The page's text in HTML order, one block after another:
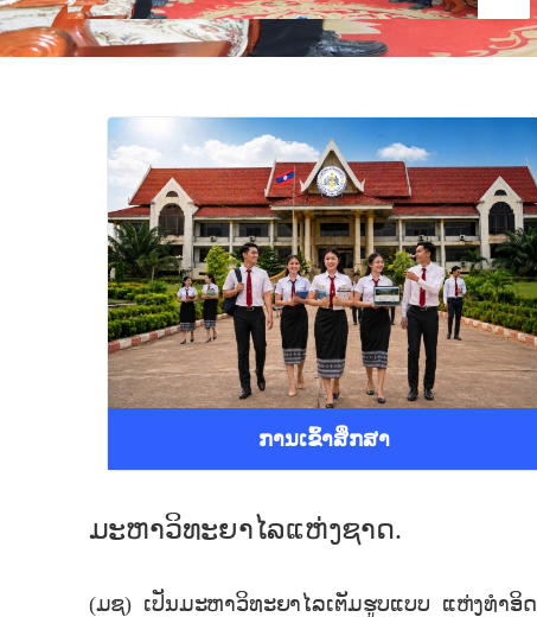
ການເຂົ້າສຶກສາ
ມະຫາວິທະຍາໄລແຫ່ງຊາດ.
(ມຊ) ເປັນມະຫາວິທະຍາໄລເຕັມຮູບແບບ ແຫ່ງທຳອິດ